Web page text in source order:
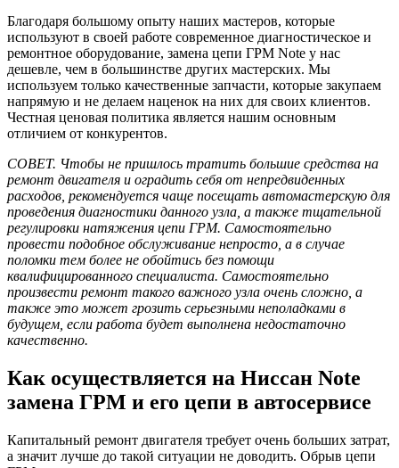
Благодаря большому опыту наших мастеров, которые
используют в своей работе современное диагностическое и
ремонтное оборудование, замена цепи ГРМ Note у нас
дешевле, чем в большинстве других мастерских. Мы
используем только качественные запчасти, которые закупаем
напрямую и не делаем наценок на них для своих клиентов.
Честная ценовая политика является нашим основным
отличием от конкурентов.
СОВЕТ. Чтобы не пришлось тратить большие средства на
ремонт двигателя и оградить себя от непредвиденных
расходов, рекомендуется чаще посещать автомастерскую для
проведения диагностики данного узла, а также тщательной
регулировки натяжения цепи ГРМ. Самостоятельно
провести подобное обслуживание непросто, а в случае
поломки тем более не обойтись без помощи
квалифицированного специалиста. Самостоятельно
произвести ремонт такого важного узла очень сложно, а
также это может грозить серьезными неполадками в
будущем, если работа будет выполнена недостаточно
качественно.
Как осуществляется на Ниссан Note
замена ГРМ и его цепи в автосервисе
Капитальный ремонт двигателя требует очень больших затрат,
а значит лучше до такой ситуации не доводить. Обрыв цепи